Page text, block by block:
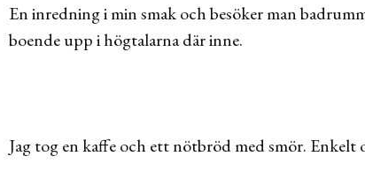
En inredning i min smak och besöker man
boende upp i högtalarna där inne.
Jag tog en kaffe och ett nötbröd med smör. Enkelt